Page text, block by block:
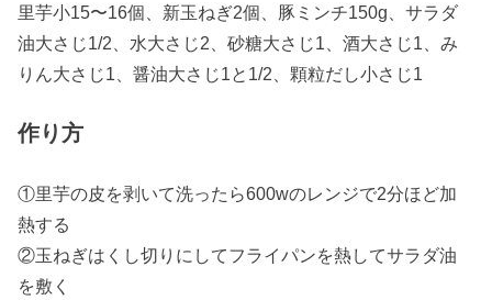
里芋小15〜16個、新玉ねぎ2個、豚ミンチ150g、サラダ
油大さじ1/2、水大さじ2、砂糖大さじ1、酒大さじ1、み
りん大さじ1、醤油大さじ1と1/2、顆粒だし小さじ1
作り方
①里芋の皮を剥いて洗ったら600wのレンジで2分ほど加
熱する
②玉ねぎはくし切りにしてフライパンを熱してサラダ油
を敷く